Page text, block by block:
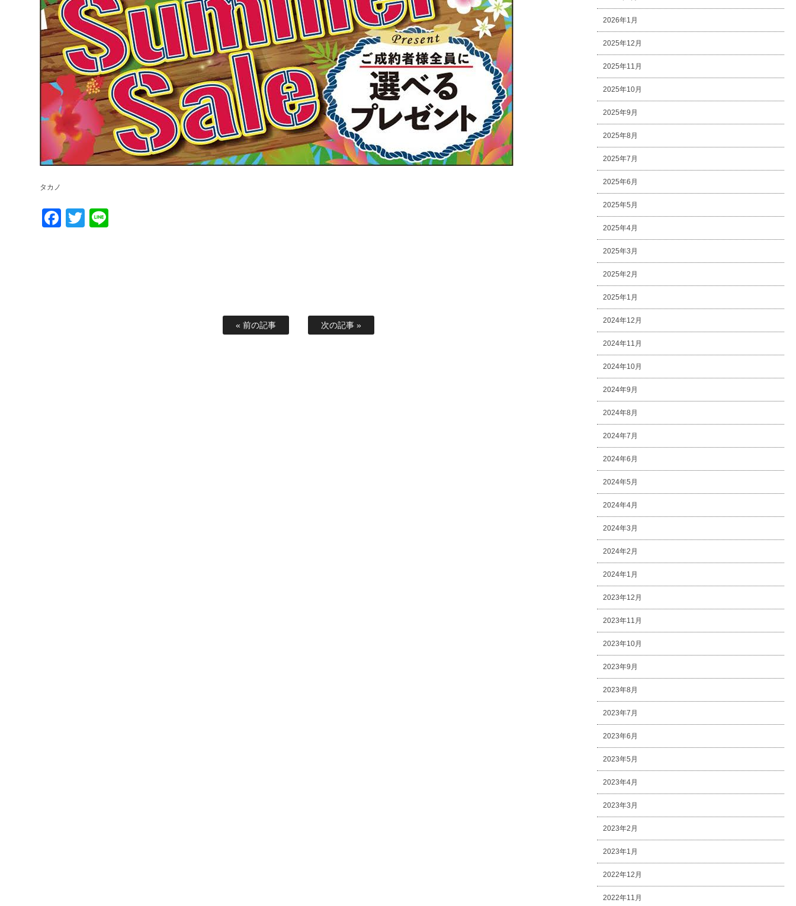
タカノ
Facebook
Twitter
« 前の記事 次の記事 »
2026年1月
2025年12月
2025年11月
2025年10月
2025年9月
2025年8月
2025年7月
2025年6月
2025年5月
2025年4月
2025年3月
2025年2月
2025年1月
2024年12月
2024年11月
2024年10月
2024年9月
2024年8月
2024年7月
2024年6月
2024年5月
2024年4月
2024年3月
2024年2月
2024年1月
2023年12月
2023年11月
2023年10月
2023年9月
2023年8月
2023年7月
2023年6月
2023年5月
2023年4月
2023年3月
2023年2月
2023年1月
2022年12月
2022年11月